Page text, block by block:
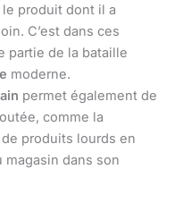
produit dont il a
C’est dans ces
partie de la bataille
moderne.
permet également de
comme la
produits lourds en
magasin dans son